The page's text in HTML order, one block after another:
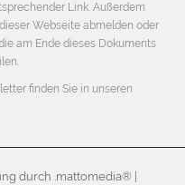
Link. Außerdem
Webseite abmelden oder
am Ende dieses Dokuments
finden Sie in unseren
durch .mattomedia® |